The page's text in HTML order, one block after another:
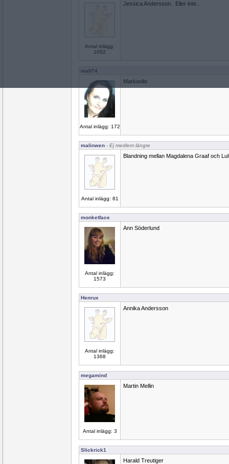
Antal inlägg:
1052
Jessica Andersson.. Eller inte..
malt74
Antal inlägg: 172
Markoolio
malinwen - Ej medlem längre
Antal inlägg: 81
Blandning mellan Magdalena Graaf och
monketface
Antal inlägg:
1573
Ann Söderlund
Henrux
Antal inlägg:
1368
Annika Andersson
megamind
Antal inlägg: 3
Martin Mellin
Slickrick1
Harald Treutiger